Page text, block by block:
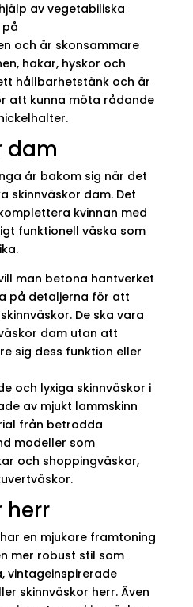
av vegetabiliska
på
och är skonsammare
hakar, hyskor och
hållbarhetstänk och är
att kunna möta rådande
dam
år bakom sig när det
skinnväskor dam. Det
kvinnan med
funktionell väska som
man betona hantverket
på detaljerna för att
De ska vara
dam utan att
sig dess funktion eller
och lyxiga skinnväskor i
av mjukt lammskinn
från betrodda
modeller som
och shoppingväskor,
herr
en mjukare framtoning
mer robust stil som
vintageinspirerade
skinnväskor herr. Även